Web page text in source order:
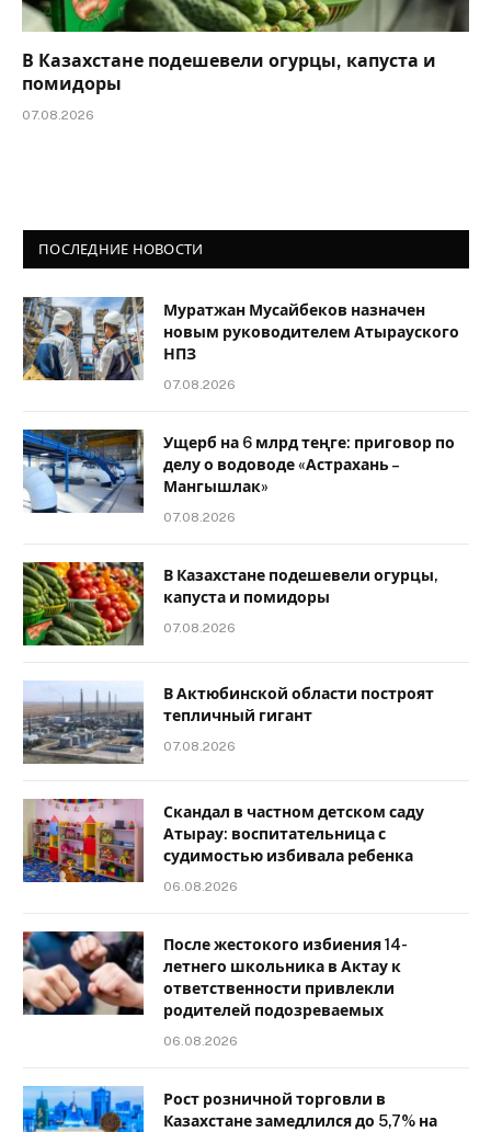
В Казахстане подешевели огурцы, капуста и
помидоры
07.08.2026
ПОСЛЕДНИЕ НОВОСТИ
Муратжан Мусайбеков назначен
новым руководителем Атырауского
НПЗ
07.08.2026
Ущерб на 6 млрд теңге: приговор по
делу о водоводе «Астрахань –
Мангышлак»
07.08.2026
В Казахстане подешевели огурцы,
капуста и помидоры
07.08.2026
В Актюбинской области построят
тепличный гигант
07.08.2026
Скандал в частном детском саду
Атырау: воспитательница с
судимостью избивала ребенка
06.08.2026
После жестокого избиения 14-
летнего школьника в Актау к
ответственности привлекли
родителей подозреваемых
06.08.2026
Рост розничной торговли в
Казахстане замедлился до 5,7% на